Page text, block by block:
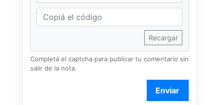
Recargar
Completá el captcha para publicar tu comentario sin
salir de la nota.
Enviar